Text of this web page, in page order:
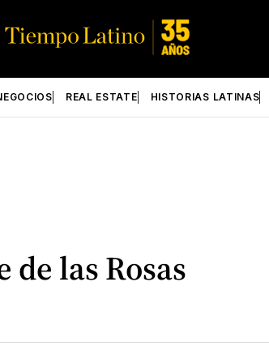
REAL ESTATE HISTORIAS LATINAS
las Rosas